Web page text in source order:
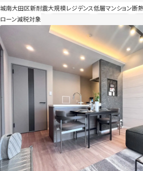
節湯水栓導入 外壁面および断熱施工 全灯照明
付き）
城南大田区新耐震大規模レジデンス低層マンション断
ローン減税対象
東京都新宿区四谷 1LDK＋WIC